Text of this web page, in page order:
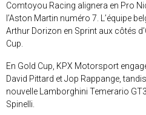
Comtoyou Racing alignera en Pro
l’Aston Martin numéro 7. L’équipe
Arthur Dorizon en Sprint aux côtés
Cup.
En Gold Cup, KPX Motorsport
David Pittard et Jop Rappange,
nouvelle Lamborghini Temerario
Spinelli.